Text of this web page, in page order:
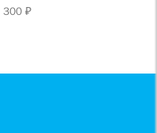
300 ₽